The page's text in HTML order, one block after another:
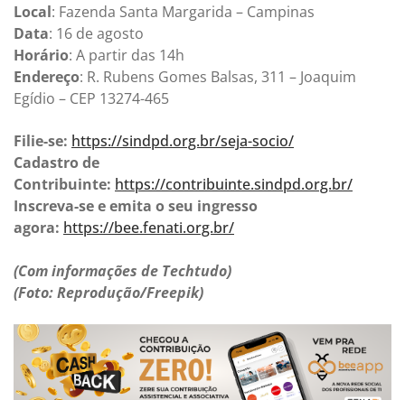
Local: Fazenda Santa Margarida – Campinas
Data: 16 de agosto
Horário: A partir das 14h
Endereço: R. Rubens Gomes Balsas, 311 – Joaquim
Egídio – CEP 13274-465
Filie-se: https://sindpd.org.br/seja-socio/
Cadastro de
Contribuinte: https://contribuinte.sindpd.org.br/
Inscreva-se e emita o seu ingresso
agora: https://bee.fenati.org.br/
(Com informações de Techtudo)
(Foto: Reprodução/Freepik)